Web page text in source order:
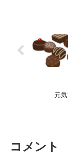
元
コメント